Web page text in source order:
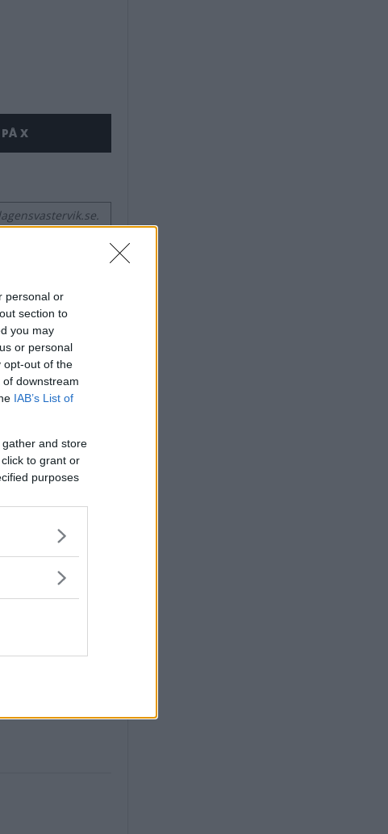
personal or
section to
you may
or personal
opt-out of the
downstream
IAB’s List of
and store
to grant or
purposes
X